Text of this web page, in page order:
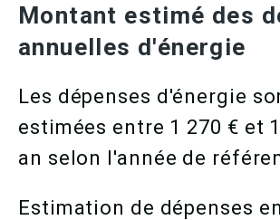
Montant estimé des
annuelles d'énergie
Les dépenses d'énergie
estimées entre 1 270 € et
an selon l'année de
Estimation de dépenses